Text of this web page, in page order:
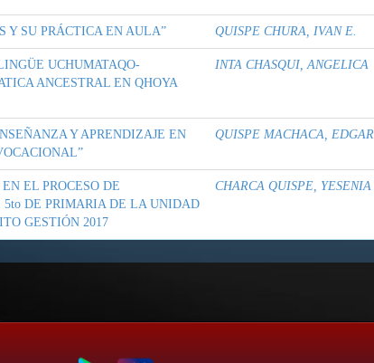
Y SU PRÁCTICA EN AULA” QUISPE CHURA, IVAN E.
UCHUMATAQO-
ANCESTRAL EN QHOYA
INTA CHASQUI, ANGELICA
Y APRENDIZAJE EN
QUISPE MACHACA, EDGAR
EL PROCESO DE
DE PRIMARIA DE LA UNIDAD
GESTIÓN 2017
CHARCA QUISPE,